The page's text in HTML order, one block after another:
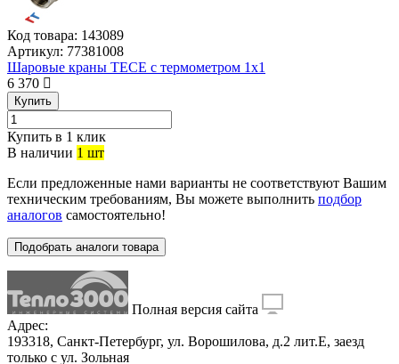
Код товара: 143089
Артикул: 77381008
Шаровые краны TECE с термометром 1х1
6 370
Купить
Купить в 1 клик
В наличии 1 шт
Если предложенные нами варианты не соответствуют Вашим
техническим требованиям, Вы можете выполнить подбор
аналогов самостоятельно!
Подобрать аналоги товара
Полная версия сайта
Адрес:
193318, Санкт-Петербург, ул. Ворошилова, д.2 лит.Е, заезд
только с ул. Зольная